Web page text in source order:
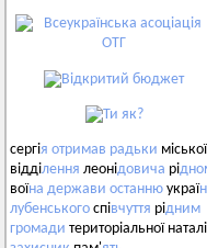
сергія отримав радьки міської
відділення леонідовича рі
воїна держави останню украї
лубенського співчуття рідним
громади територіальної